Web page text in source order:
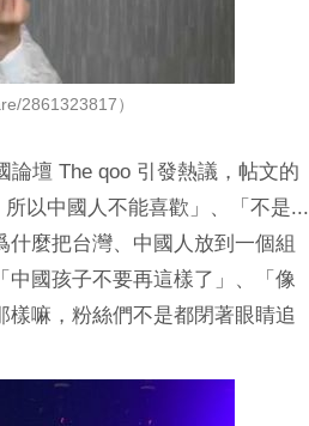
2861323817）
壇 The qoo 引發熱議，帖文的
以中國人不能喜歡」、「不是...
麼把台灣、中國人放到一個組
國孩子不要再這樣了」、「像
嘛，粉絲們不是都閉著眼睛追